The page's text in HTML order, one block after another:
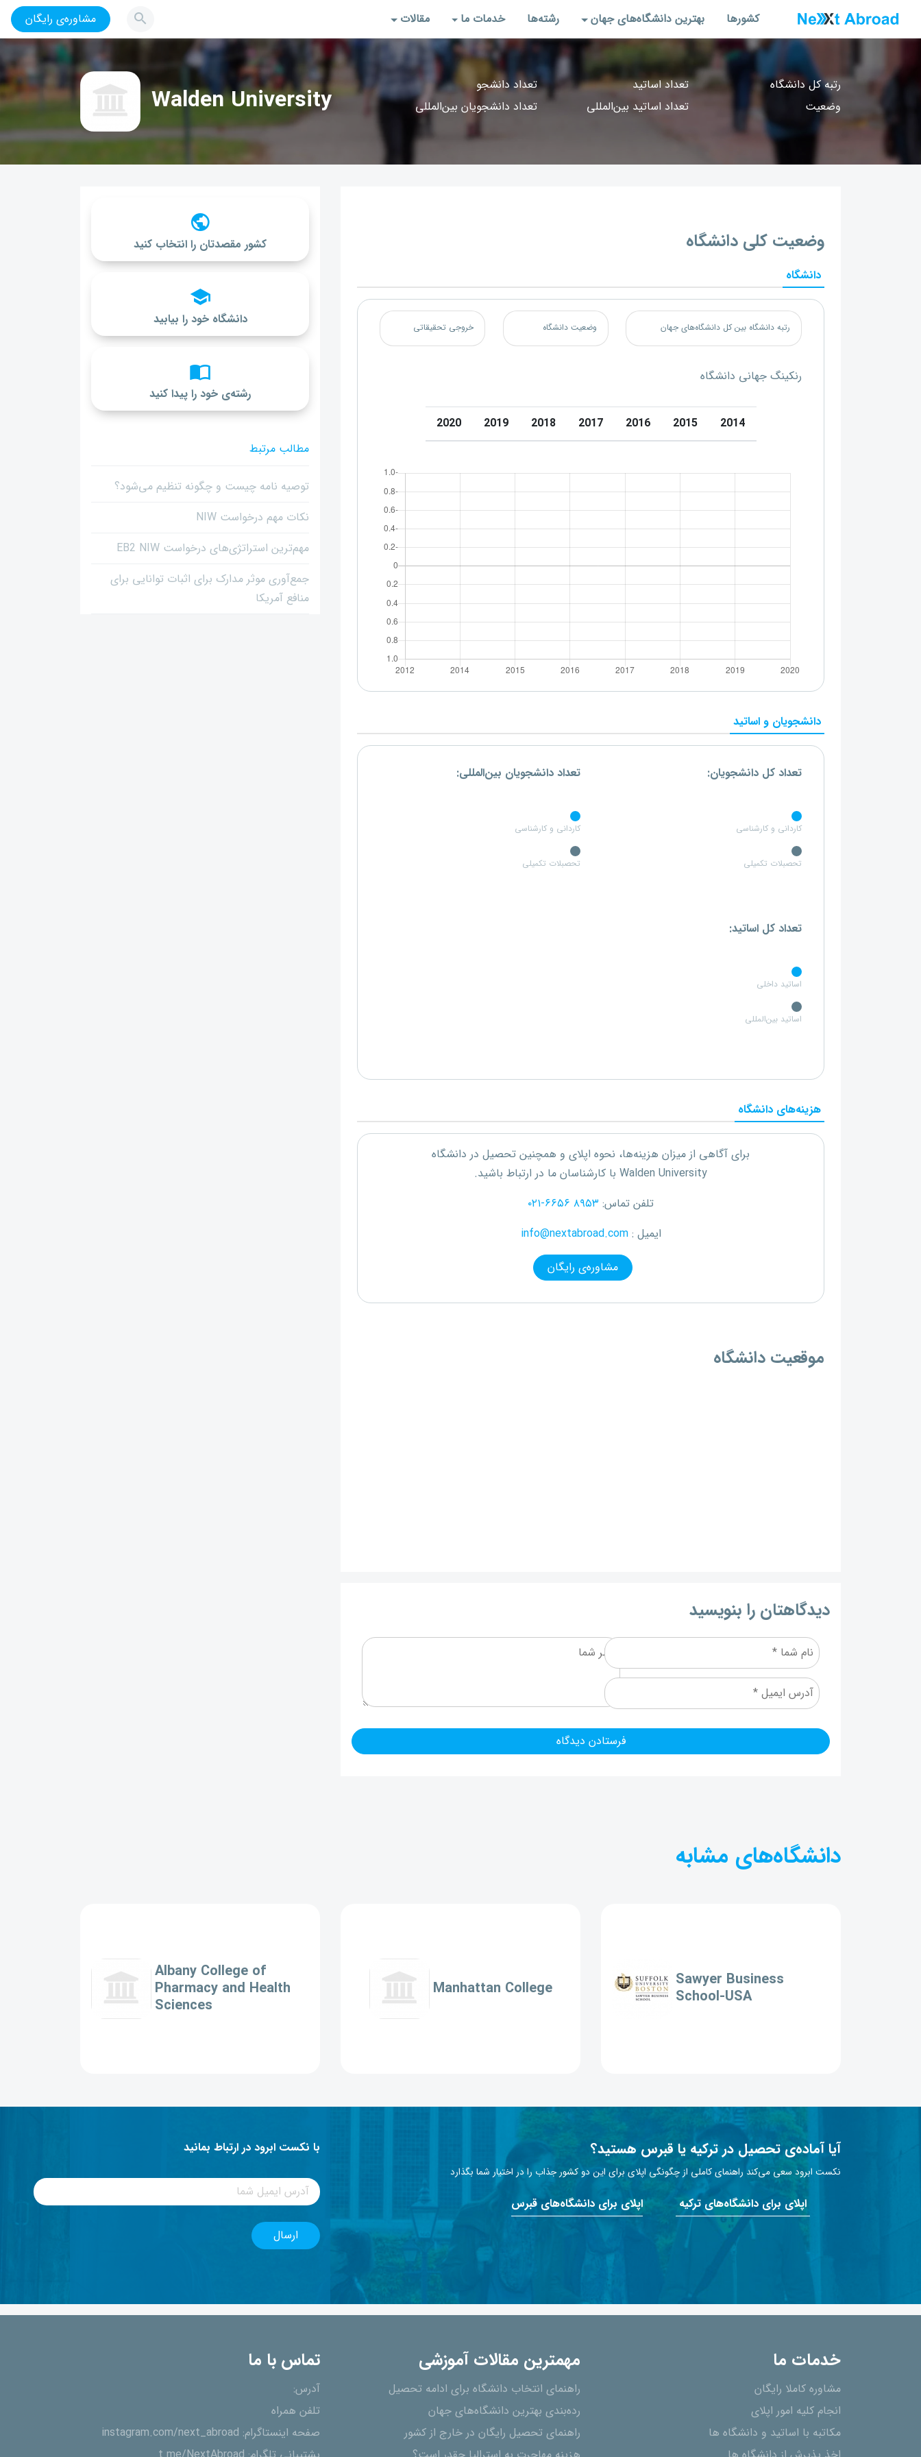
کشورها بهترین دانشگاه‌های جهان رشته‌‌ها خدمات ما مقالات مشاوره‌ی رایگان
رتبه کل دانشگاه تعداد اساتید
تعداد دانشجو
وضعیت
تعداد اساتید بین‌المللی تعداد دانشجویان بین‌المللی Walden University
وضعیت کلی دانشگاه
دانشگاه
رتبه دانشگاه بین کل دانشگاه‌های جهان وضعیت دانشگاه خروجی تحقیقاتی
رنکینگ جهانی دانشگاه
2014
2015
2016
2017
2018
2019
2020
دانشجویان و اساتید
تعداد کل دانشجویان:
کاردانی و کارشناسی
تحصبلات تکمیلی
تعداد دانشجویان بین‌المللی:
کاردانی و کارشناسی
تحصبلات تکمیلی
تعداد کل اساتید:
اساتید داخلی
اساتید بین‌المللی
هزینه‌های دانشگاه
برای آگاهی از میزان هزینه‌ها، نحوه اپلای و همچنین تحصیل در دانشگاه
Walden University با کارشناسان ما در ارتباط باشید.
تلفن تماس: ۰۲۱-۶۶۵۶ ۸۹۵۳
ایمیل :info@nextabroad.com
مشاوره‌ی رایگان
موقعیت دانشگاه
دیدگاهتان را بنویسید
کشور مقصدتان را انتخاب کنید
دانشگاه خود را بیابید
رشته‌ی خود را پیدا کنید
مطالب مرتبط
توصیه نامه چیست و چگونه تنظیم می‌شود؟
نکات مهم درخواست NIW
مهم‌ترین استراتژی‌های درخواست EB2 NIW
جمع‌آوری موثر مدارک برای اثبات توانایی برای
منافع آمریکا
دانشگاه‌های مشابه
Sawyer Business
School-USA
Manhattan College
Albany College of
Pharmacy and Health
Sciences
آیا آماده‌ی تحصیل در ترکیه یا قبرس هستید؟
نکست ابرود سعی می‌کند راهنمای کاملی از چگونگی اپلای برای این دو کشور جذاب را در اختیار شما بگذارد
اپلای برای دانشگاه‌های ترکیه اپلای برای دانشگاه‌های قبرس
با نکست ابرود در ارتباط بمانید
خدمات ما
مشاوره کاملا رایگان
انجام کلیه امور اپلای
مکاتبه با اساتید و دانشگاه ها
مهمترین مقالات آموزشی
راهنمای انتخاب دانشگاه برای ادامه تحصیل
رده‌بندی بهترین دانشگاه‌های جهان
راهنمای تحصیل رایگان در خارج از کشور
تماس با ما
آدرس:
تلفن همراه
صفحه اینستاگرام: instagram.com/next_abroad